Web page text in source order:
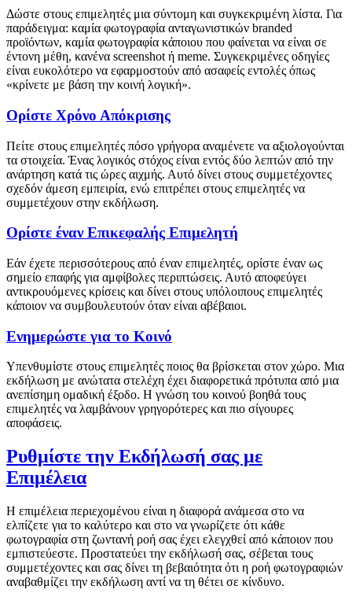
Δώστε στους επιμελητές μια σύντομη και συγκεκριμένη λίστα. Για
παράδειγμα: καμία φωτογραφία ανταγωνιστικών branded
προϊόντων, καμία φωτογραφία κάποιου που φαίνεται να είναι σε
έντονη μέθη, κανένα screenshot ή meme. Συγκεκριμένες οδηγίες
είναι ευκολότερο να εφαρμοστούν από ασαφείς εντολές όπως
«κρίνετε με βάση την κοινή λογική».
Ορίστε Χρόνο Απόκρισης
Πείτε στους επιμελητές πόσο γρήγορα αναμένετε να αξιολογούνται
τα στοιχεία. Ένας λογικός στόχος είναι εντός δύο λεπτών από την
ανάρτηση κατά τις ώρες αιχμής. Αυτό δίνει στους συμμετέχοντες
σχεδόν άμεση εμπειρία, ενώ επιτρέπει στους επιμελητές να
συμμετέχουν στην εκδήλωση.
Ορίστε έναν Επικεφαλής Επιμελητή
Εάν έχετε περισσότερους από έναν επιμελητές, ορίστε έναν ως
σημείο επαφής για αμφίβολες περιπτώσεις. Αυτό αποφεύγει
αντικρουόμενες κρίσεις και δίνει στους υπόλοιπους επιμελητές
κάποιον να συμβουλευτούν όταν είναι αβέβαιοι.
Ενημερώστε για το Κοινό
Υπενθυμίστε στους επιμελητές ποιος θα βρίσκεται στον χώρο. Μια
εκδήλωση με ανώτατα στελέχη έχει διαφορετικά πρότυπα από μια
ανεπίσημη ομαδική έξοδο. Η γνώση του κοινού βοηθά τους
επιμελητές να λαμβάνουν γρηγορότερες και πιο σίγουρες
αποφάσεις.
Ρυθμίστε την Εκδήλωσή σας με
Επιμέλεια
Η επιμέλεια περιεχομένου είναι η διαφορά ανάμεσα στο να
ελπίζετε για το καλύτερο και στο να γνωρίζετε ότι κάθε
φωτογραφία στη ζωντανή ροή σας έχει ελεγχθεί από κάποιον που
εμπιστεύεστε. Προστατεύει την εκδήλωσή σας, σέβεται τους
συμμετέχοντες και σας δίνει τη βεβαιότητα ότι η ροή φωτογραφιών
αναβαθμίζει την εκδήλωση αντί να τη θέτει σε κίνδυνο.